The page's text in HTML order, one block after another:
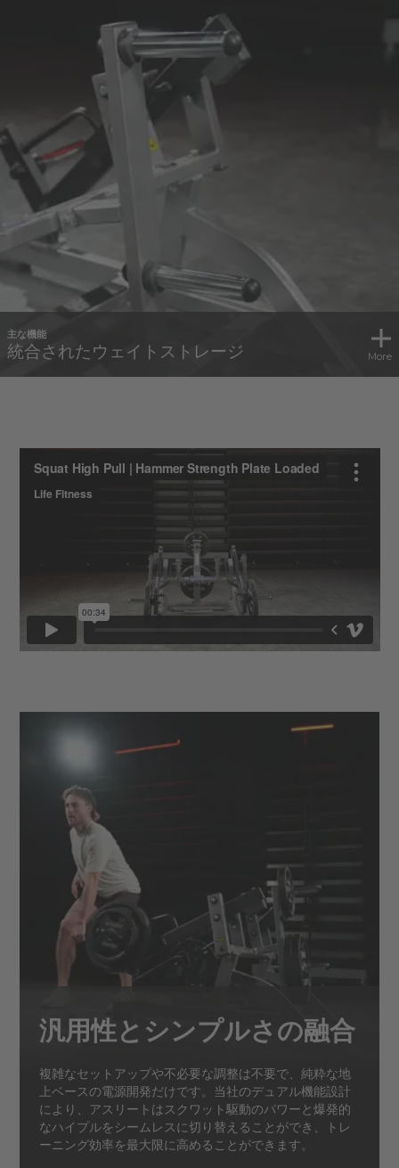
主な機能
統合されたウェイトストレージ More
汎用性とシンプルさの融合
複雑なセットアップや不必要な調整は不要で、純粋な地
上ベースの電源開発だけです。当社のデュアル機能設計
により、アスリートはスクワット駆動のパワーと爆発的
なハイプルをシームレスに切り替えることができ、トレ
ーニング効率を最大限に高めることができます。